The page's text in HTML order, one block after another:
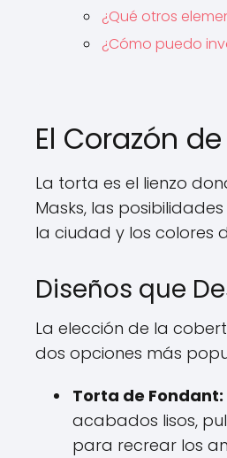
¿Qué otros
¿Cómo puedo
El Corazón
La torta es el lienzo
Masks, las
la ciudad y los colores
Diseños que
La elección de la
dos opciones más
Torta de Fondant:
acabados lisos,
para recrear los